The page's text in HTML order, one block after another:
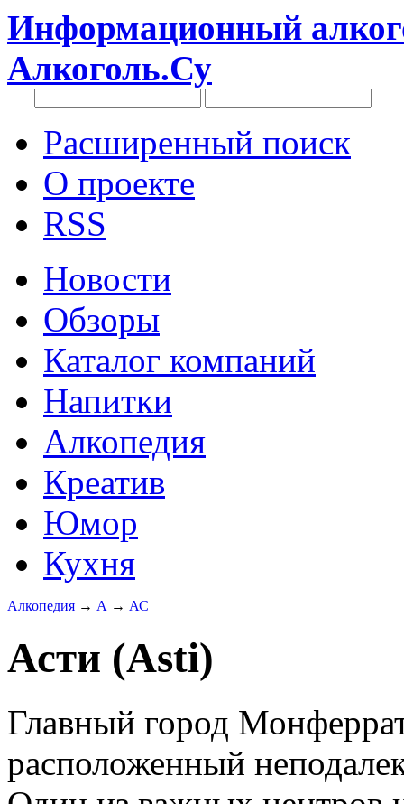
Информационный
Алкоголь.Су
Расширенный поиск
О проекте
RSS
Новости
Обзоры
Каталог компаний
Напитки
Алкопедия
Креатив
Юмор
Кухня
Алкопедия → А → АС
Асти (Аsti)
Главный город
расположенный